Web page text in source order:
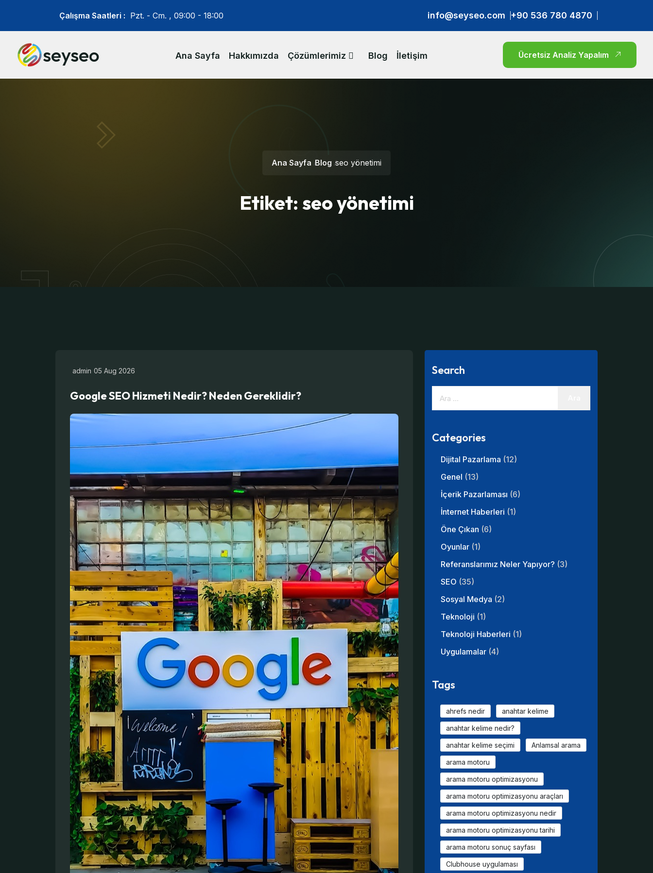
Çalışma Saatleri : Pzt. - Cm. , 09:00 - 18:00 info@seyseo.com +90 536 780 4870
seyseo Ana Sayfa Hakkımızda Çözümlerimiz Blog İletişim Ücretsiz Analiz Yapalım
Ana Sayfa Blog seo yönetimi
Etiket: seo yönetimi
admin 05 Aug 2026
Google SEO Hizmeti Nedir? Neden Gereklidir?
Search
Categories
Dijital Pazarlama (12)
Genel (13)
İçerik Pazarlaması (6)
İnternet Haberleri (1)
Öne Çıkan (6)
Oyunlar (1)
Referanslarımız Neler Yapıyor? (3)
SEO (35)
Sosyal Medya (2)
Teknoloji (1)
Teknoloji Haberleri (1)
Uygulamalar (4)
Tags
ahrefs nedir anahtar kelime
anahtar kelime nedir?
anahtar kelime seçimi Anlamsal arama
arama motoru
arama motoru optimizasyonu
arama motoru optimizasyonu araçları
arama motoru optimizasyonu nedir
arama motoru optimizasyonu tarihi
arama motoru sonuç sayfası
Clubhouse uygulaması